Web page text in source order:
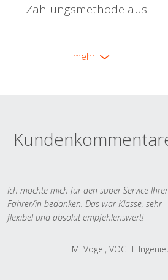
Zahlungsmethode aus.
mehr
Ich möchte mich für den super Service Ihrer
Fahrer/in bedanken. Das war Klasse, sehr
flexibel und absolut empfehlenswert!
M. Vogel, VOGEL